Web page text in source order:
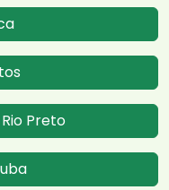
Preto